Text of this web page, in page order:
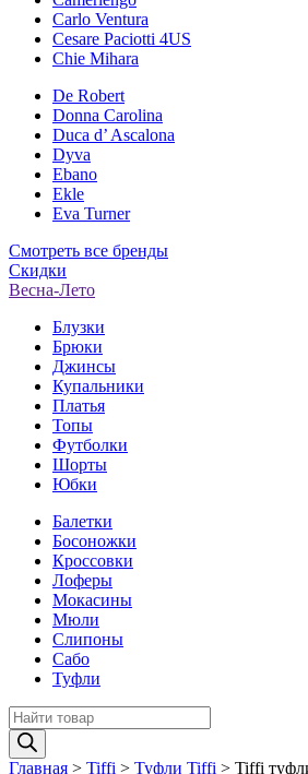
Carlo Ventura
Cesare Paciotti 4US
Chie Mihara
De Robert
Donna Carolina
Duca d’ Ascalona
Dyva
Ebano
Ekle
Eva Turner
Смотреть все бренды
Скидки
Весна-Лето
Блузки
Брюки
Джинсы
Купальники
Платья
Топы
Футболки
Шорты
Юбки
Балетки
Босоножки
Кроссовки
Лоферы
Мокасины
Мюли
Слипоны
Сабо
Туфли
Поиск
товаров
Главная > Tiffi > Туфли Tiffi > Tiffi